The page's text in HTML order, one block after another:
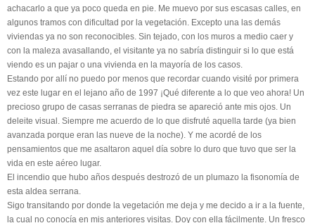
achacarlo a que ya poco queda en pie. Me muevo por sus escasas calles, en
algunos tramos con dificultad por la vegetación. Excepto una las demás
viviendas ya no son reconocibles. Sin tejado, con los muros a medio caer y
con la maleza avasallando, el visitante ya no sabría distinguir si lo que está
viendo es un pajar o una vivienda en la mayoría de los casos.
Estando por allí no puedo por menos que recordar cuando visité por primera
vez este lugar en el lejano año de 1997 ¡Qué diferente a lo que veo ahora! Un
precioso grupo de casas serranas de piedra se apareció ante mis ojos. Un
deleite visual. Siempre me acuerdo de lo que disfruté aquella tarde (ya bien
avanzada porque eran las nueve de la noche). Y me acordé de los
pensamientos que me asaltaron aquel día sobre lo duro que tuvo que ser la
vida en este aéreo lugar.
El incendio que hubo años después destrozó de un plumazo la fisonomía de
esta aldea serrana.
Sigo transitando por donde la vegetación me deja y me decido a ir a la fuente,
la cual no conocía en mis anteriores visitas. Doy con ella fácilmente. Un fresco